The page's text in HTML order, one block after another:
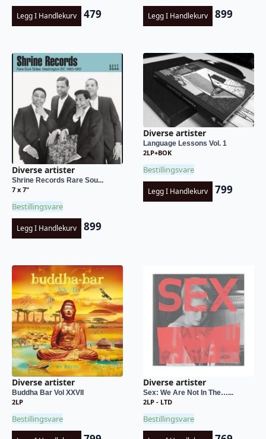
Legg I Handlekurv 479 Legg I Handlekurv 899
Diverse artister
Shrine Records Rare Sou...
7 x 7"
Bestillingsvare
Legg I Handlekurv 899
Diverse artister
Language Lessons Vol. 1
2LP+BOK
Bestillingsvare
Legg I Handlekurv 799
Diverse artister
Buddha Bar Vol XXVII
2LP
Bestillingsvare
Diverse artister
Sex: We Are Not In The…...
2LP - LTD
Bestillingsvare